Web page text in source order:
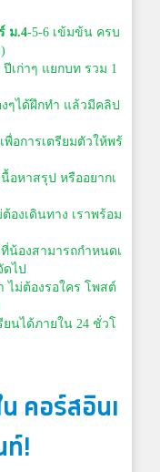
ม.4-5-6 เข้มข้น ครบ
ก่าๆ แยกบท รวม 1
ๆได้ฝึกทำ แล้วมีคลิป
การเตรียมตัวให้พร้
หาสรุป หรืออยากเ
งเดินทาง เราพร้อม
องสามารถกำหนดเ
ดไป
ม่ต้องรอใคร โพสต์
นได้ภายใน 24 ชั่วโ
คอร์สอินเ
!